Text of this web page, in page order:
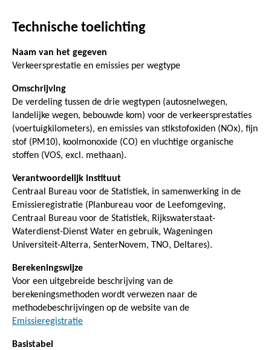
Technische toelichting
Naam van het gegeven
Verkeersprestatie en emissies per wegtype
Omschrijving
De verdeling tussen de drie wegtypen (autosnelwegen,
landelijke wegen, bebouwde kom) voor de verkeersprestaties
(voertuigkilometers), en emissies van stikstofoxiden (NOx), fijn
stof (PM10), koolmonoxide (CO) en vluchtige organische
stoffen (VOS, excl. methaan).
Verantwoordelijk instituut
Centraal Bureau voor de Statistiek, in samenwerking in de
Emissieregistratie (Planbureau voor de Leefomgeving,
Centraal Bureau voor de Statistiek, Rijkswaterstaat-
Waterdienst-Dienst Water en gebruik, Wageningen
Universiteit-Alterra, SenterNovem, TNO, Deltares).
Berekeningswijze
Voor een uitgebreide beschrijving van de
berekeningsmethoden wordt verwezen naar de
methodebeschrijvingen op de website van de
Emissieregistratie
Basistabel